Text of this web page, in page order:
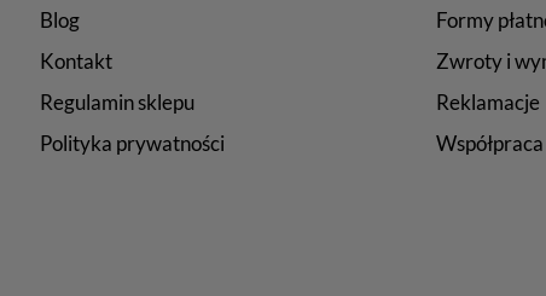
Blog
Kontakt
Regulamin sklepu
Polityka prywatności
Formy
Zwroty i
Reklamacje